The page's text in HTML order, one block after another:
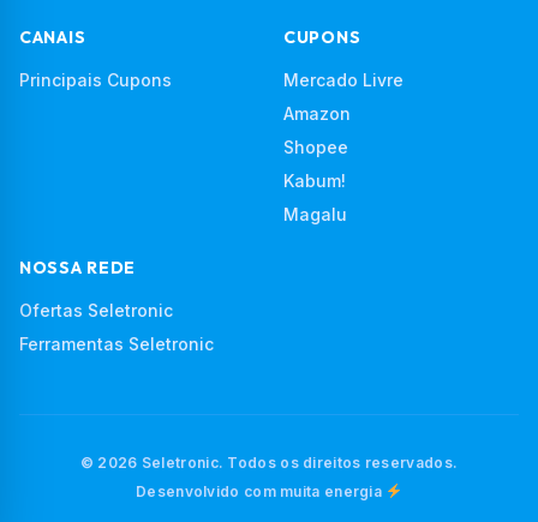
CANAIS
Principais Cupons
CUPONS
Mercado Livre
Amazon
Shopee
Kabum!
Magalu
NOSSA REDE
Ofertas Seletronic
Ferramentas Seletronic
© 2026 Seletronic. Todos os direitos reservados.
Desenvolvido com muita energia